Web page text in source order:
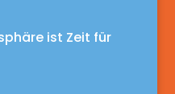
ist Zeit für